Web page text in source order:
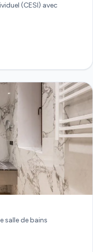
(CESI) avec
salle de bains